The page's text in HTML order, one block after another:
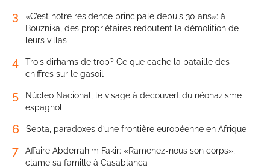
3
«C’est notre résidence principale depuis 30 ans»: à
Bouznika, des propriétaires redoutent la démolition de
leurs villas
4
Trois dirhams de trop? Ce que cache la bataille des
chiffres sur le gasoil
5
Núcleo Nacional, le visage à découvert du néonazisme
espagnol
6 Sebta, paradoxes d’une frontière européenne en Afrique
7
Affaire Abderrahim Fakir: «Ramenez-nous son corps»,
clame sa famille à Casablanca